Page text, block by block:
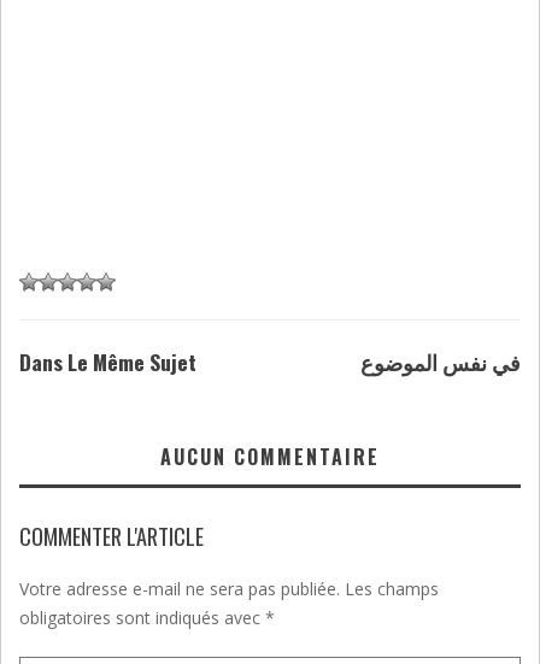
Dans Le Même Sujet في نفس الموضوع
AUCUN COMMENTAIRE
COMMENTER L'ARTICLE
Votre adresse e-mail ne sera pas publiée. Les champs
obligatoires sont indiqués avec *